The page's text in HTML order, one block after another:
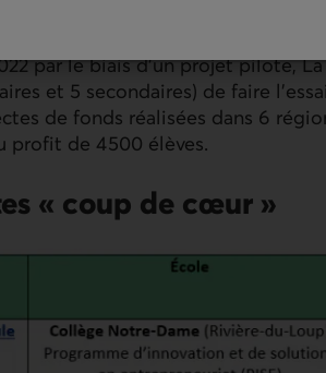
par le biais d’un projet pilote,
et 5 secondaires) de faire
de fonds réalisées dans 6
profit de 4 500 élèves.
« coup de cœur »